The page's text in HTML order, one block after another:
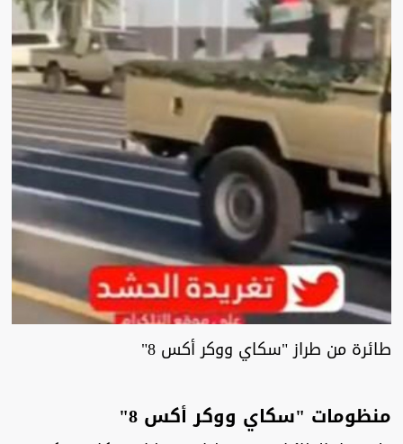
طائرة من طراز "سكاي ووكر أكس 8"
منظومات "سكاي ووكر أكس 8"